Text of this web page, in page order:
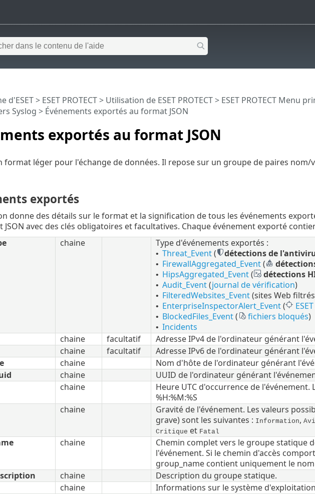
exportés au format JSON
d'ESET> ESET PROTECT> Utilisation de ESET PROTECT> ESET PROTECT Menu
Syslog > Événements exportés au format JSON
format léger pour l'échange de données. Il repose sur un groupe de paires nom/
exportés
donne des détails sur le format et la signification de tous les événements
JSON avec des clés obligatoires et facultatives. Chaque événement exporté
chaine Type d'événements exportés :
• Threat_Event( détections de
• FirewallAggregated_Event(
• HipsAggregated_Event( détections
• Audit_Event(journal de vérification)
• FilteredWebsites_Event(sites Web
• EnterpriseInspectorAlert_Event(
• BlockedFiles_Event( fichiers bloqués)
• Incidents
chaine facultatif
Adresse IPv4 de l'ordinateur générant
chaine facultatif
Adresse IPv6 de l'ordinateur générant
chaine
Nom d'hôte de l'ordinateur générant
chaine
UUID de l'ordinateur générant
chaine
Heure UTC d'occurrence de l'événement.
%H:%M:%S
chaine
Gravité de l'événement. Les valeurs
grave) sont les suivantes : Information,
Critique et Fatal
chaine
Chemin complet vers le groupe statique
l'événement. Si le chemin d'accès
group_name contient uniquement le
chaine
Description du groupe statique.
chaine
Informations sur le système